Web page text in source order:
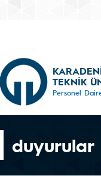
TEKNİK
Personel
duyurular